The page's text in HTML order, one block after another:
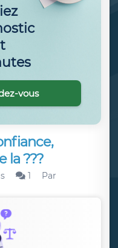
la ???
1
Par
vous